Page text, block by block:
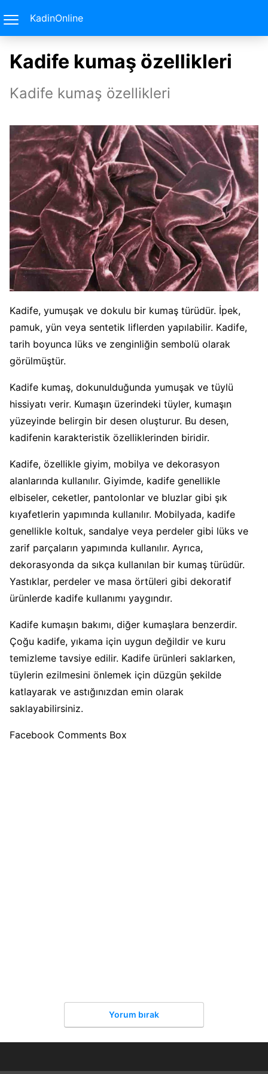
KadinOnline
Kadife kumaş özellikleri
Kadife kumaş özellikleri
Kadife, yumuşak ve dokulu bir kumaş türüdür. İpek,
pamuk, yün veya sentetik liflerden yapılabilir. Kadife,
tarih boyunca lüks ve zenginliğin sembolü olarak
görülmüştür.
Kadife kumaş, dokunulduğunda yumuşak ve tüylü
hissiyatı verir. Kumaşın üzerindeki tüyler, kumaşın
yüzeyinde belirgin bir desen oluşturur. Bu desen,
kadifenin karakteristik özelliklerinden biridir.
Kadife, özellikle giyim, mobilya ve dekorasyon
alanlarında kullanılır. Giyimde, kadife genellikle
elbiseler, ceketler, pantolonlar ve bluzlar gibi şık
kıyafetlerin yapımında kullanılır. Mobilyada, kadife
genellikle koltuk, sandalye veya perdeler gibi lüks ve
zarif parçaların yapımında kullanılır. Ayrıca,
dekorasyonda da sıkça kullanılan bir kumaş türüdür.
Yastıklar, perdeler ve masa örtüleri gibi dekoratif
ürünlerde kadife kullanımı yaygındır.
Kadife kumaşın bakımı, diğer kumaşlara benzerdir.
Çoğu kadife, yıkama için uygun değildir ve kuru
temizleme tavsiye edilir. Kadife ürünleri saklarken,
tüylerin ezilmesini önlemek için düzgün şekilde
katlayarak ve astığınızdan emin olarak
saklayabilirsiniz.
Facebook Comments Box
Yorum bırak